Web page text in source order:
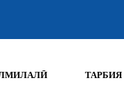
ТАРБИЯ